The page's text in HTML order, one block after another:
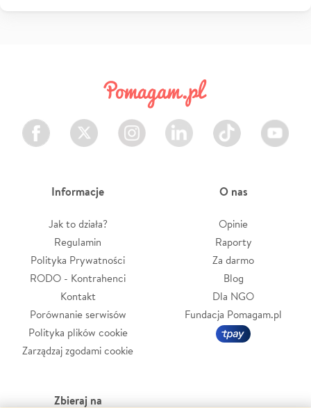
Facebook Twitter Instagram LinkedIn TikTok Youtube
Informacje
Jak to działa?
Regulamin
Polityka Prywatności
RODO - Kontrahenci
Kontakt
Porównanie serwisów
Polityka plików cookie
Zarządzaj zgodami cookie
O nas
Opinie
Raporty
Za darmo
Blog
Dla NGO
Fundacja Pomagam.pl
Zbieraj na